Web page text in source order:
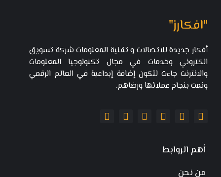
"افكارز"
أفكار جديدة للاتصالات و تقنية المعلومات شركة تسويق
الكتروني وخدمات في مجال تكنولوجيا المعلومات
والانترنت جاءت لتكون إضافة إبداعية في العالم الرقمي
ونمت بنجاح عملائها ورضاهم.
أهم الروابط
من نحن